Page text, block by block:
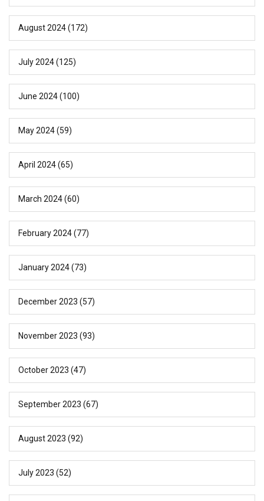
August 2024(172)
July 2024(125)
June 2024(100)
May 2024(59)
April 2024(65)
March 2024(60)
February 2024(77)
January 2024(73)
December 2023 (57)
November 2023 (93)
October 2023 (47)
September 2023 (67)
August 2023 (92)
July 2023 (52)